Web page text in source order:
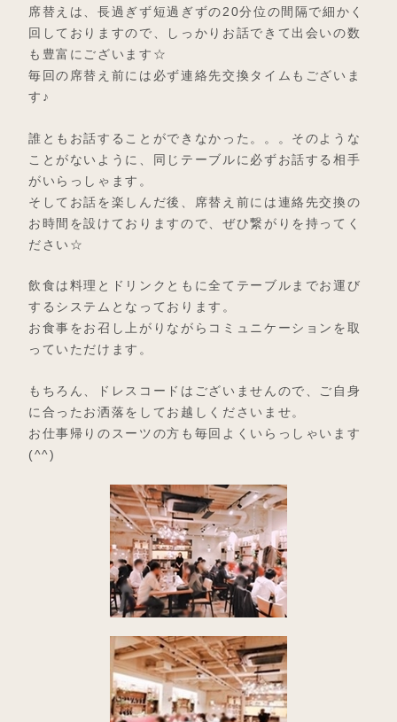
席替えは、長過ぎず短過ぎずの20分位の間隔で細かく
回しておりますので、しっかりお話できて出会いの数
も豊富にございます☆
毎回の席替え前には必ず連絡先交換タイムもございま
す♪
誰ともお話することができなかった。。。そのような
ことがないように、同じテーブルに必ずお話する相手
がいらっしゃます。
そしてお話を楽しんだ後、席替え前には連絡先交換の
お時間を設けておりますので、ぜひ繋がりを持ってく
ださい☆
飲食は料理とドリンクともに全てテーブルまでお運び
するシステムとなっております。
お食事をお召し上がりながらコミュニケーションを取
っていただけます。
もちろん、ドレスコードはございませんので、ご自身
に合ったお洒落をしてお越しくださいませ。
お仕事帰りのスーツの方も毎回よくいらっしゃいます
(^^)